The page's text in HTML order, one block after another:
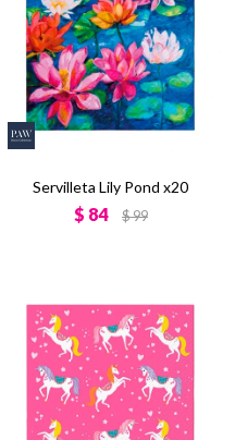
Servilleta Lily Pond x20
$ 84 $99